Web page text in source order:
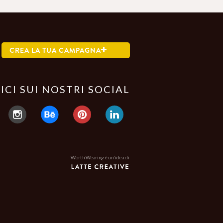
CREA LA TUA CAMPAGNA
SUI NOSTRI SOCIAL
Worth Wearing è un'idea di